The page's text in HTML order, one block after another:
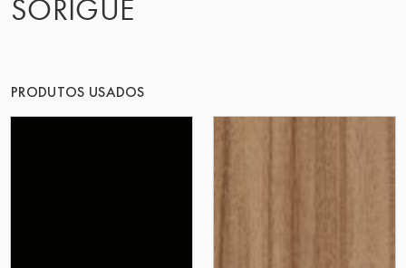
SORIGUÉ
PRODUTOS USADOS